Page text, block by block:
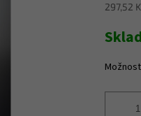
297,52
cena: